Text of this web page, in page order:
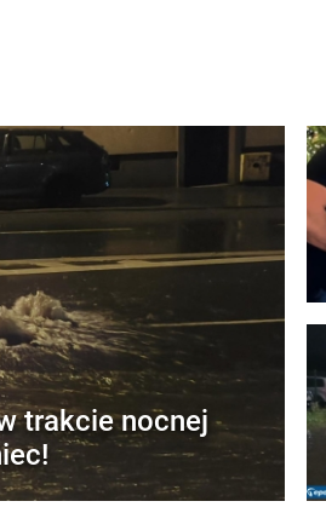
trakcie nocnej